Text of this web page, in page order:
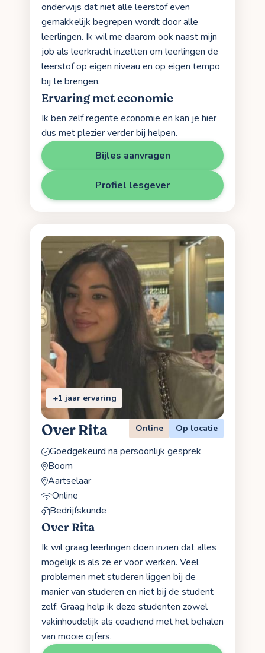
onderwijs dat niet alle leerstof even
gemakkelijk begrepen wordt door alle
leerlingen. Ik wil me daarom ook naast mijn
job als leerkracht inzetten om leerlingen de
leerstof op eigen niveau en op eigen tempo
bij te brengen.
Ervaring met economie
Ik ben zelf regente economie en kan je hier
dus met plezier verder bij helpen.
Bijles aanvragen
Profiel lesgever
+1 jaar ervaring
Over Rita Online Op locatie
Goedgekeurd na persoonlijk gesprek
Boom
Aartselaar
Online
Bedrijfskunde
Over Rita
Ik wil graag leerlingen doen inzien dat alles
mogelijk is als ze er voor werken. Veel
problemen met studeren liggen bij de
manier van studeren en niet bij de student
zelf. Graag help ik deze studenten zowel
vakinhoudelijk als coachend met het behalen
van mooie cijfers.